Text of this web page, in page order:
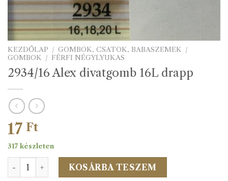
KEZDŐLAP / GOMBOK, CSATOK, BABASZEMEK /
GOMBOK / FÉRFI NÉGYLYUKAS
2934/16 Alex divatgomb 16L drapp
17 Ft
317 készleten
2934/16 Alex divatgomb 16L drapp mennyiség
KOSÁRBA TESZEM